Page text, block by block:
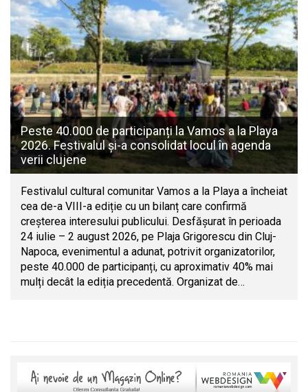
Peste 40.000 de participanți la Vamos a la Playa
2026. Festivalul și-a consolidat locul în agenda
verii clujene
Festivalul cultural comunitar Vamos a la Playa a încheiat
cea de-a VIII-a ediție cu un bilanț care confirmă
creșterea interesului publicului. Desfășurat în perioada
24 iulie – 2 august 2026, pe Plaja Grigorescu din Cluj-
Napoca, evenimentul a adunat, potrivit organizatorilor,
peste 40.000 de participanți, cu aproximativ 40% mai
mulți decât la ediția precedentă. Organizat de…